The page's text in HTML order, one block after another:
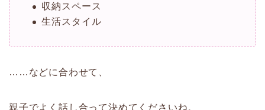
収納スペース
生活スタイル
……などに合わせて、
親子でよく話し合って決めてくださいね。